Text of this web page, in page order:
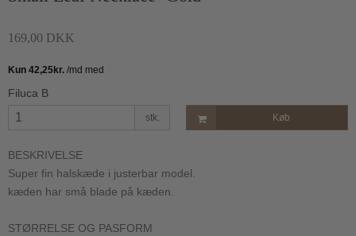
169,00 DKK
Filuca B
stk. Køb
BESKRIVELSE
Super fin halskæde i justerbar model.
kæden har små blade på kæden.
STØRRELSE OG PASFORM